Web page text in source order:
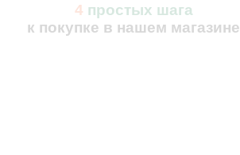
4 простых шага
к покупке в нашем магазине